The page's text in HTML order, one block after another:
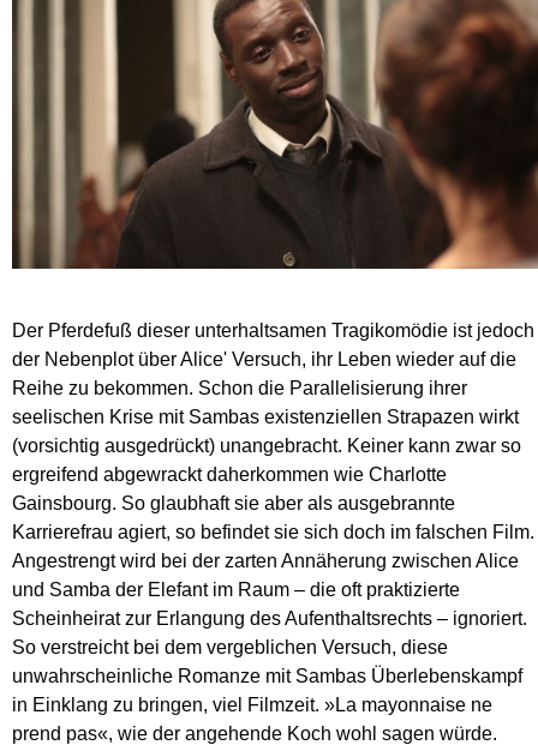
Der Pferdefuß dieser unterhaltsamen Tragikomödie ist jedoch
der Nebenplot über Alice' Versuch, ihr Leben wieder auf die
Reihe zu bekommen. Schon die Parallelisierung ihrer
seelischen Krise mit Sambas existenziellen Strapazen wirkt
(vorsichtig ausgedrückt) unangebracht. Keiner kann zwar so
ergreifend abgewrackt daherkommen wie Charlotte
Gainsbourg. So glaubhaft sie aber als ausgebrannte
Karrierefrau agiert, so befindet sie sich doch im falschen Film.
Angestrengt wird bei der zarten Annäherung zwischen Alice
und Samba der Elefant im Raum – die oft praktizierte
Scheinheirat zur Erlangung des Aufenthaltsrechts – ignoriert.
So verstreicht bei dem vergeblichen Versuch, diese
unwahrscheinliche Romanze mit Sambas Überlebenskampf
in Einklang zu bringen, viel Filmzeit. »La mayonnaise ne
prend pas«, wie der angehende Koch wohl sagen würde.